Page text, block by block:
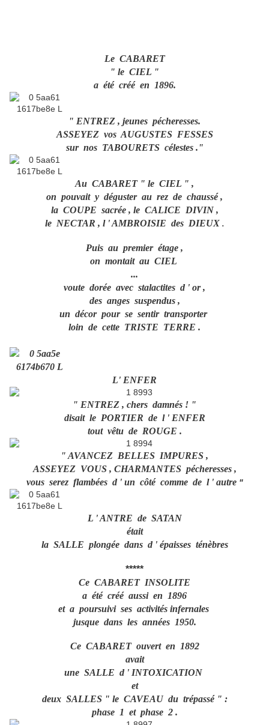
Le CABARET
" le CIEL "
a été créé en 1896.
" ENTREZ , jeunes pécheresses.
ASSEYEZ vos AUGUSTES FESSES
sur nos TABOURETS célestes ."
Au CABARET " le CIEL " ,
on pouvait y déguster au rez de chaussé ,
la COUPE sacrée , le CALICE DIVIN ,
le NECTAR , l ' AMBROISIE des DIEUX .
Puis au premier étage ,
on montait au CIEL
...
voute dorée avec stalactites d ' or ,
des anges suspendus ,
un décor pour se sentir transporter
loin de cette TRISTE TERRE .
L' ENFER
" ENTREZ , chers damnés ! "
disait le PORTIER de l ' ENFER
tout vêtu de ROUGE .
" AVANCEZ BELLES IMPURES ,
ASSEYEZ VOUS , CHARMANTES pécheresses ,
vous serez flambées d ' un côté comme de l ' autre "
L ' ANTRE de SATAN
était
la SALLE plongée dans d ' épaisses ténèbres
*****
Ce CABARET INSOLITE
a été créé aussi en 1896
et a poursuivi ses activités infernales
jusque dans les années 1950.
Ce CABARET ouvert en 1892
avait
une SALLE d ' INTOXICATION
et
deux SALLES " le CAVEAU du trépassé " :
phase 1 et phase 2 .